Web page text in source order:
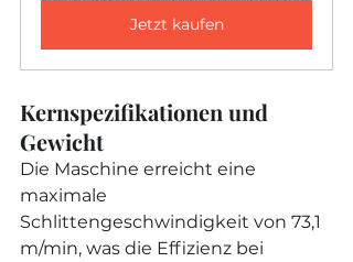
Jetzt kaufen
Kernspezifikationen und
Gewicht
Die Maschine erreicht eine
maximale
Schlittengeschwindigkeit von 73,1
m/min, was die Effizienz bei